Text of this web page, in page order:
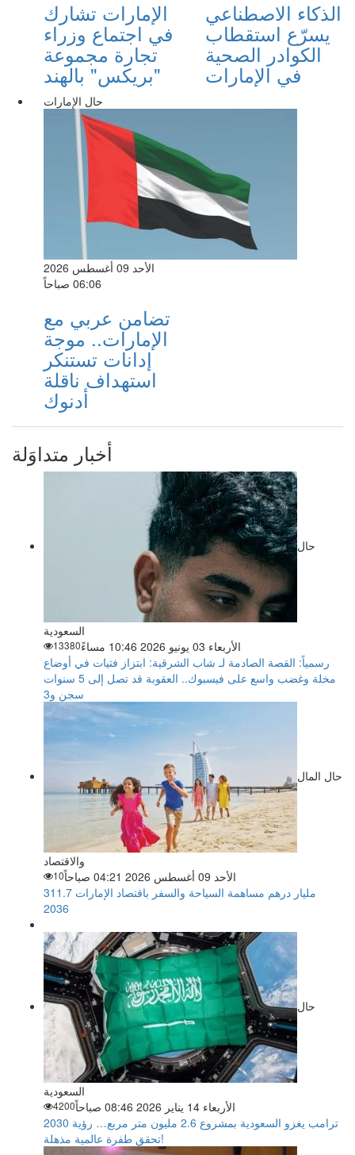
الإمارات تشارك
في اجتماع وزراء
تجارة مجموعة
"بريكس" بالهند
الذكاء الاصطناعي
يسرّع استقطاب
الكوادر الصحية
في الإمارات
حال الإمارات
الأحد 09 أغسطس 2026
06:06 صباحاً
تضامن عربي مع
الإمارات.. موجة
إدانات تستنكر
استهداف ناقلة
أدنوك
أخبار متداوَلة
حال
السعودية
الأربعاء 03 يونيو 2026 10:46 مساءً
13380
رسمياً: القصة الصادمة لـ شاب الشرقية: ابتزاز فتيات في أوضاع
مخلة وغضب واسع على فيسبوك.. العقوبة قد تصل إلى 5 سنوات
سجن و3
حال المال
والاقتصاد
الأحد 09 أغسطس 2026 04:21 صباحاً
10
311.7 مليار درهم مساهمة السياحة والسفر باقتصاد الإمارات
2036
حال
السعودية
الأربعاء 14 يناير 2026 08:46 صباحاً
4200
ترامب يغزو السعودية بمشروع 2.6 مليون متر مربع… رؤية 2030
تحقق طفرة عالمية مذهلة!